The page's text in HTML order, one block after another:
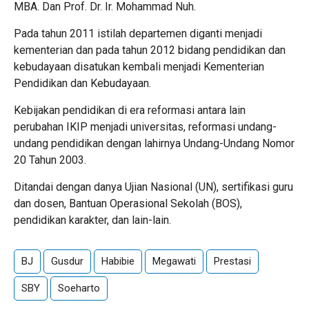
MBA. Dan Prof. Dr. Ir. Mohammad Nuh.
Pada tahun 2011 istilah departemen diganti menjadi
kementerian dan pada tahun 2012 bidang pendidikan dan
kebudayaan disatukan kembali menjadi Kementerian
Pendidikan dan Kebudayaan.
Kebijakan pendidikan di era reformasi antara lain
perubahan IKIP menjadi universitas, reformasi undang-
undang pendidikan dengan lahirnya Undang-Undang Nomor
20 Tahun 2003.
Ditandai dengan danya Ujian Nasional (UN), sertifikasi guru
dan dosen, Bantuan Operasional Sekolah (BOS),
pendidikan karakter, dan lain-lain.
BJ Gusdur Habibie Megawati Prestasi
SBY Soeharto